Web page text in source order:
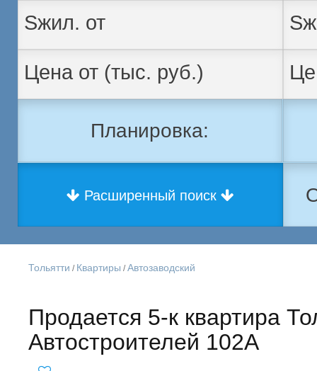
Планировка:
Расширенный поиск
Тольятти / Квартиры /Автозаводский
Продается 5-к квартира
Автостроителей 102А